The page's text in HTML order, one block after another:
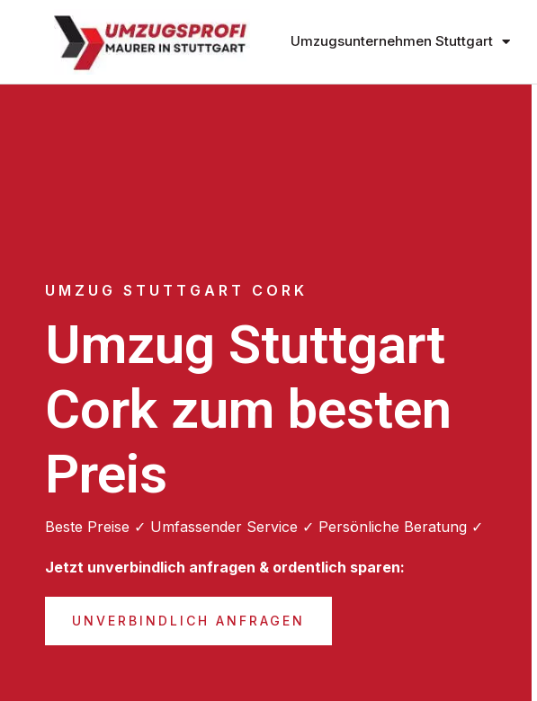
Umzugsunternehmen Stuttgart
UMZUG STUTTGART CORK
Umzug Stuttgart
Cork zum besten
Preis
Beste Preise ✓ Umfassender Service ✓ Persönliche Beratung ✓
Jetzt unverbindlich anfragen & ordentlich sparen:
UNVERBINDLICH ANFRAGEN